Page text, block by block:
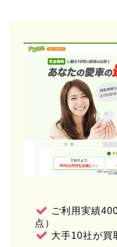
ご利用実績
点）
大手10社が買